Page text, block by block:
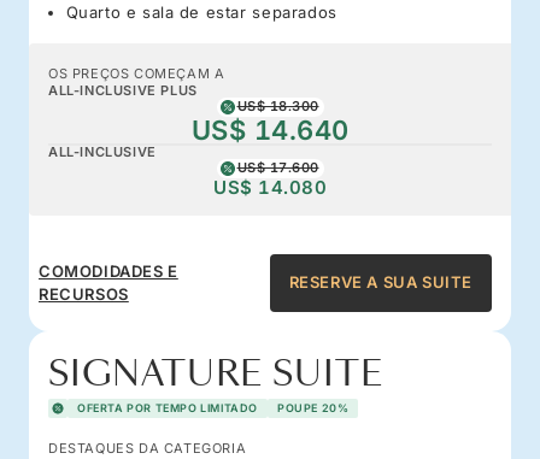
Quarto e sala de estar separados
OS PREÇOS COMEÇAM A
ALL-INCLUSIVE PLUS
US$ 18.300
US$ 14.640
ALL-INCLUSIVE
US$ 17.600
US$ 14.080
COMODIDADES E
RECURSOS
RESERVE A SUA SUITE
SIGNATURE SUITE
OFERTA POR TEMPO LIMITADO POUPE 20%
DESTAQUES DA CATEGORIA